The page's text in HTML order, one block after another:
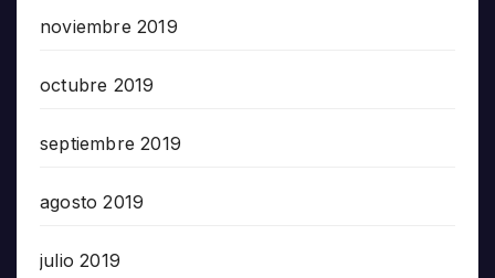
noviembre 2019
octubre 2019
septiembre 2019
agosto 2019
julio 2019